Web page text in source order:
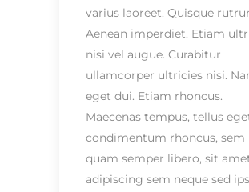
varius laoreet. Quisque
Aenean imperdiet. Etiam
nisi vel augue. Curabitur
ullamcorper ultricies nisi.
eget dui. Etiam rhoncus.
Maecenas tempus, tellus
condimentum rhoncus, sem
quam semper libero, sit
adipiscing sem neque sed